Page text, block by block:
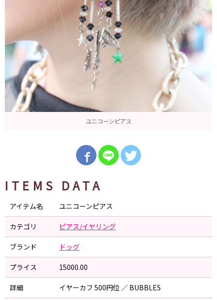
ユニコーンピアス
ITEMS DATA
アイテム名 ユニコーンピアス
カテゴリ ピアス/イヤリング
ブランド ドッグ
プライス 15000.00
詳細 イヤーカフ 500円位 ／ BUBBLES